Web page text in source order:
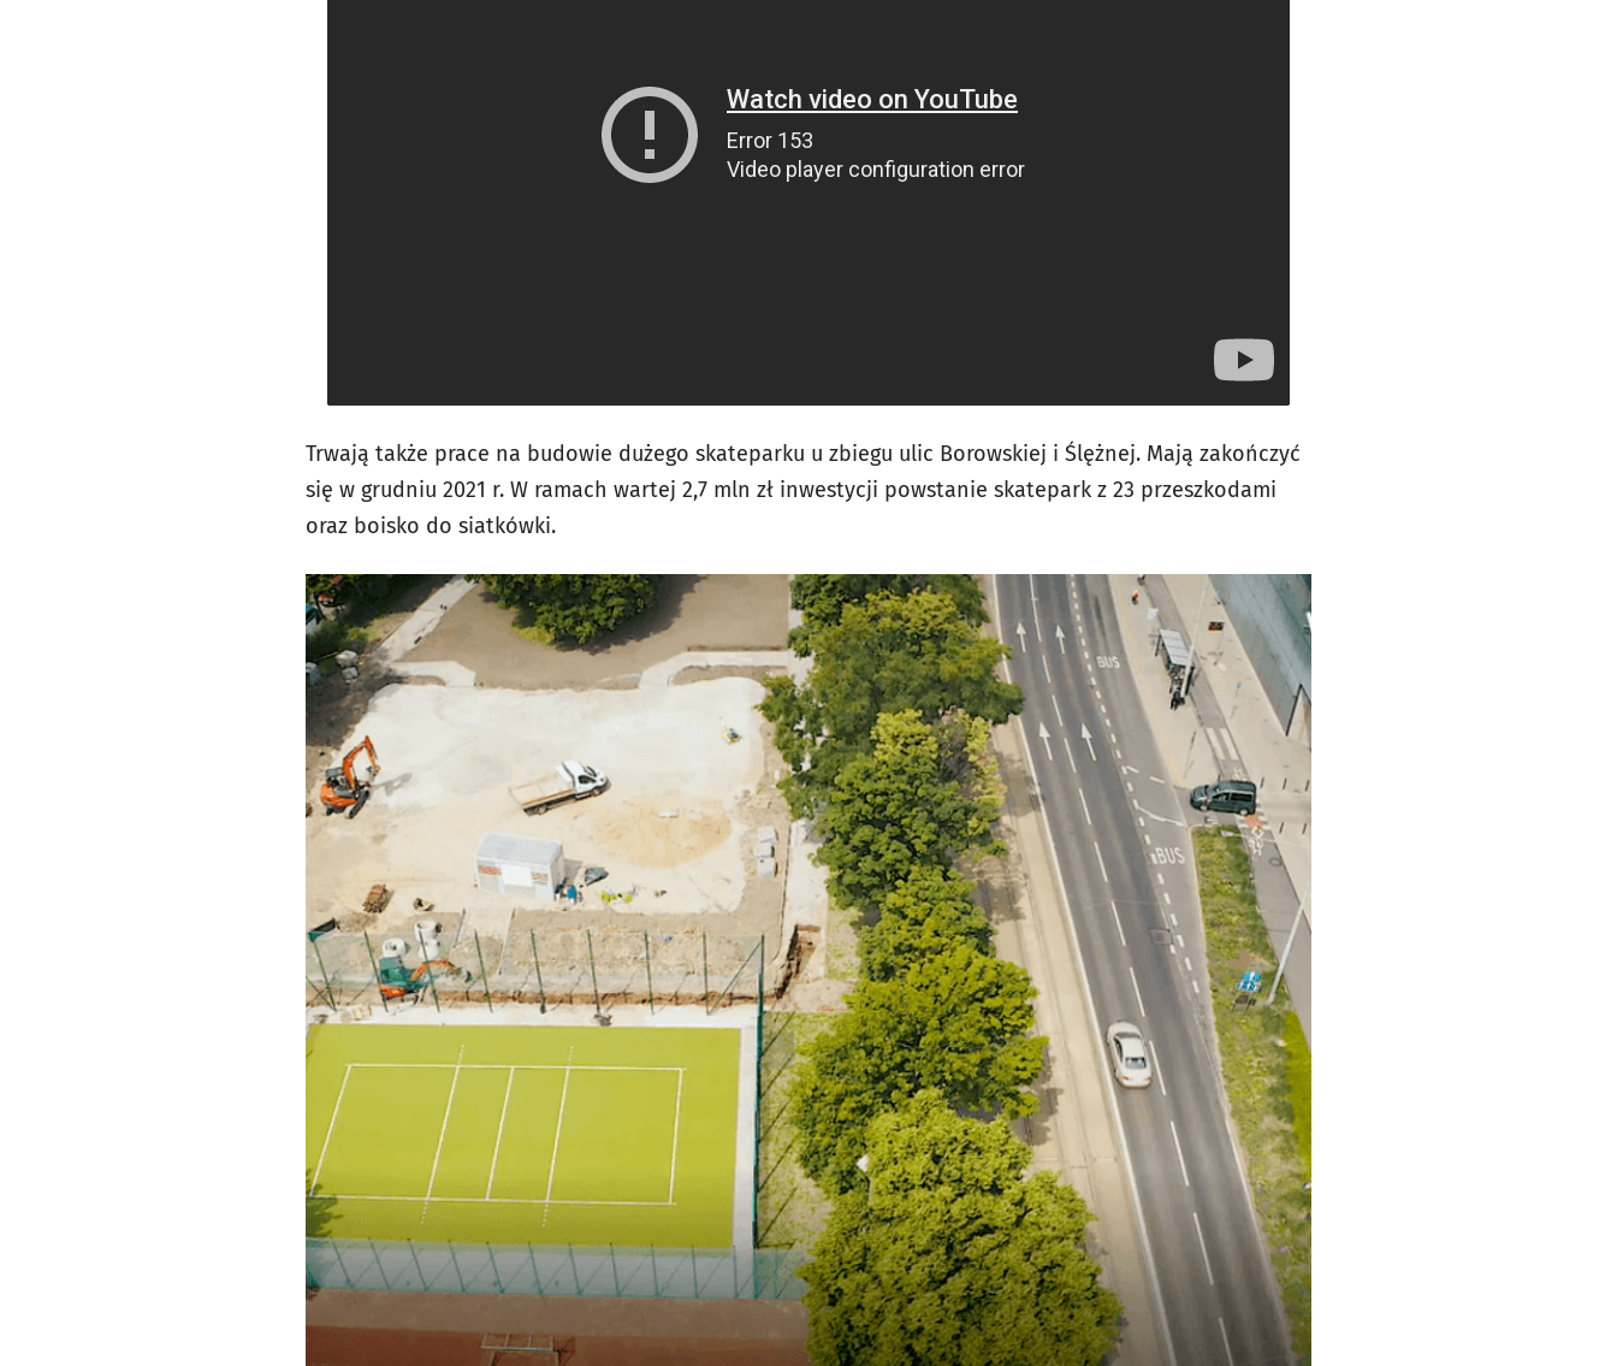
Trwają także prace na budowie dużego skateparku u zbiegu ulic Borowskiej i Ślężnej. Mają zakończyć
się w grudniu 2021 r. W ramach wartej 2,7 mln zł inwestycji powstanie skatepark z 23 przeszkodami
oraz boisko do siatkówki.